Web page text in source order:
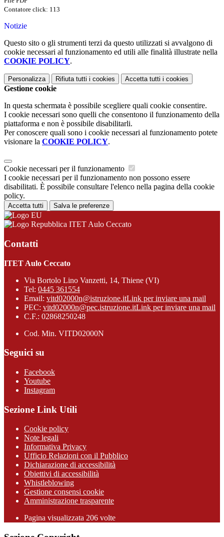
Contatore click: 113
Notizie
Questo sito o gli strumenti terzi da questo utilizzati si avvalgono di
cookie necessari al funzionamento ed utili alle finalità illustrate nella
COOKIE POLICY.
Personalizza Rifiuta tutti i cookies Accetta tutti i cookies
Gestione cookie
In questa schermata è possibile scegliere quali cookie consentire.
I cookie necessari sono quelli che consentono il funzionamento della
piattaforma e non è possibile disabilitarli.
Per conoscere quali sono i cookie necessari al funzionamento potete
visionare la COOKIE POLICY.
Cookie necessari per il funzionamento
I cookie necessari per il funzionamento non possono essere
disabilitati. È possibile consultare l'elenco nella pagina della cookie
policy.
Accetta tutti Salva le preferenze
ITET Aulo Ceccato
Contatti
ITET Aulo Ceccato
Via Bortolo Lino Vanzetti, 14, Thiene (VI)
Tel: 0445 361554
Email: vitd02000n@istruzione.itLink per inviare una mail
PEC: vitd02000n@pec.istruzione.itLink per inviare una mail
C.F.: 02868250248
Cod. Min. VITD02000N
Seguici su
Facebook
Youtube
Instagram
Sezione Link Utili
Cookie policy
Note legali
Informativa Privacy
Ufficio Relazioni con il Pubblico
Dichiarazione di accessibilità
Obiettivi di accessibilità
Whistleblowing
Gestione consensi cookie
Amministrazione trasparente
Pagina visualizzata 206 volte